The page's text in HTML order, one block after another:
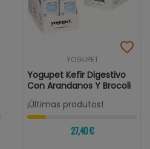
YOGUPET
Yogupet Kefir Digestivo
Con Arandanos Y Brocoli
¡Últimas produtos!
27,40 €